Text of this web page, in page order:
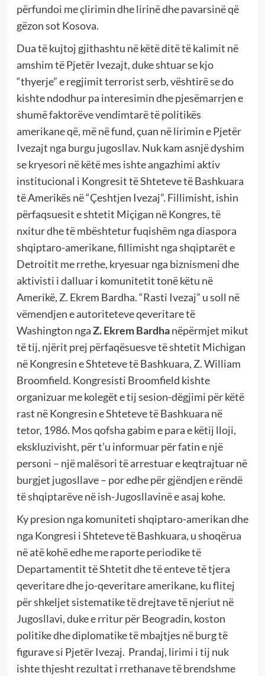
përfundoi me çlirimin dhe lirinë dhe pavarsinë që
gëzon sot Kosova.
Dua të kujtoj gjithashtu në këtë ditë të kalimit në
amshim të Pjetër Ivezajt, duke shtuar se kjo
“thyerje” e regjimit terrorist serb, vështirë se do
kishte ndodhur pa interesimin dhe pjesëmarrjen e
shumë faktorëve vendimtarë të politikës
amerikane që, më në fund, çuan në lirimin e Pjetër
Ivezajt nga burgu jugosllav. Nuk kam asnjë dyshim
se kryesori në këtë mes ishte angazhimi aktiv
institucional i Kongresit të Shteteve të Bashkuara
të Amerikës në “Çeshtjen Ivezaj”. Fillimisht, ishin
përfaqsuesit e shtetit Miçigan në Kongres, të
nxitur dhe të mbështetur fuqishëm nga diaspora
shqiptaro-amerikane, fillimisht nga shqiptarët e
Detroitit me rrethe, kryesuar nga biznismeni dhe
aktivisti i dalluar i komunitetit tonë këtu në
Amerikë, Z. Ekrem Bardha. “Rasti Ivezaj” u soll në
vëmendjen e autoriteteve qeveritare të
Washington ngaZ. Ekrem Bardhanëpërmjet mikut
të tij, njërit prej përfaqësuesve të shtetit Michigan
në Kongresin e Shteteve të Bashkuara, Z. William
Broomfield. Kongresisti Broomfield kishte
organizuar me kolegët e tij sesion-dëgjimi për këtë
rast në Kongresin e Shteteve të Bashkuara në
tetor, 1986. Mos qofsha gabim e para e këtij lloji,
ekskluzivisht, për t’u informuar për fatin e një
personi – një malësori të arrestuar e keqtrajtuar në
burgjet jugosllave – por edhe për gjëndjen e rëndë
të shqiptarëve në ish-Jugosllavinë e asaj kohe.
Ky presion nga komuniteti shqiptaro-amerikan dhe
nga Kongresi i Shteteve të Bashkuara, u shoqërua
në atë kohë edhe me raporte periodike të
Departamentit të Shtetit dhe të enteve të tjera
qeveritare dhe jo-qeveritare amerikane, ku flitej
për shkeljet sistematike të drejtave të njeriut në
Jugosllavi, duke e rritur për Beogradin, koston
politike dhe diplomatike të mbajtjes në burg të
figurave si Pjetër Ivezaj. Prandaj, lirimi i tij nuk
ishte thjesht rezultat i rrethanave të brendshme